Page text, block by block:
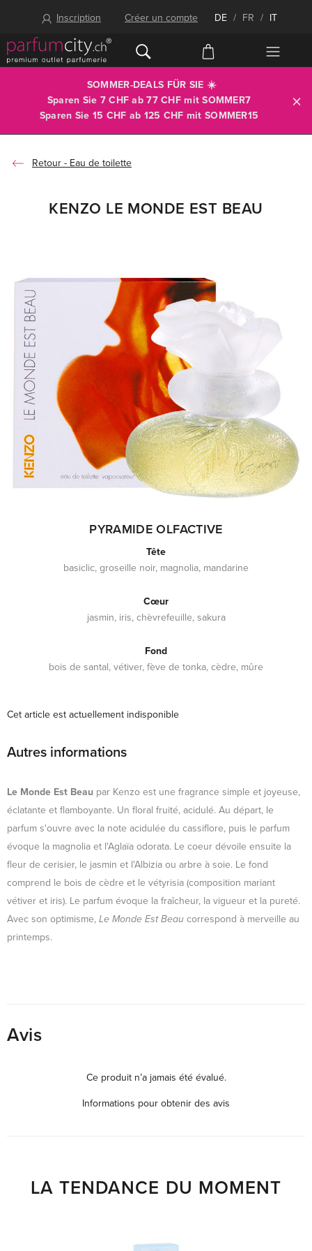
Inscription Créer un compte DE / FR / IT
SOMMER-DEALS FÜR SIE ☀️
Sparen Sie 7 CHF ab 77 CHF mitSOMMER7
Sparen Sie 15 CHF ab 125 CHF mit SOMMER15
Eau de toilette
KENZO LE MONDE EST BEAU
PYRAMIDE OLFACTIVE
Tête
basiclic, groseille noir, magnolia, mandarine
Cœur
jasmin, iris, chèvrefeuille, sakura
Fond
bois de santal, vétiver, fève de tonka, cèdre, mûre
Cet article est actuellement indisponible
Autres informations
Le Monde Est Beau par Kenzo est une fragrance simple et joyeuse,
éclatante et flamboyante. Un floral fruité, acidulé. Au départ, le
parfum s'ouvre avec la note acidulée du cassiflore, puis le parfum
évoque la magnolia et l'Aglaïa odorata. Le coeur dévoile ensuite la
fleur de cerisier, le jasmin et l'Albizia ou arbre à soie. Le fond
comprend le bois de cèdre et le vétyrisia (composition mariant
vétiver et iris). Le parfum évoque la fraîcheur, la vigueur et la pureté.
Avec son optimisme, Le Monde Est Beau correspond à merveille au
printemps.
Avis
Ce produit n’a jamais été évalué.
Informations pour obtenir des avis
LA TENDANCE DU MOMENT